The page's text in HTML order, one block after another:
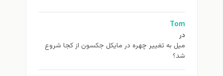
Tom
در
ميل به تغيير چهره در مایکل جکسون از كجا شروع
شد؟